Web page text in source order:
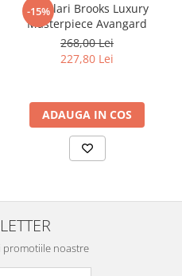
-15%
Ochelari Brooks Luxury
Masterpiece Avangard
268,00 Lei
227,80 Lei
ADAUGA IN COS
promotiile noastre